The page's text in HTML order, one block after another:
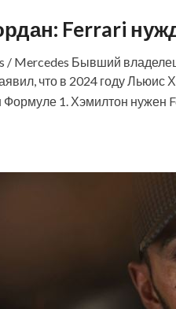
Ferrari
/ Mercedes Бывший
что в 2024 году Льюис
1. Хэмилтон нужен